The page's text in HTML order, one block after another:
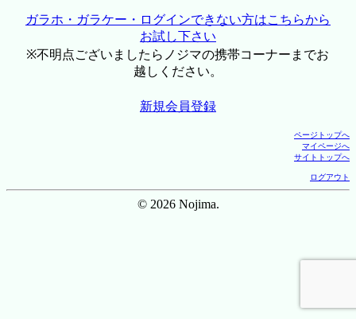
ガラホ・ガラケー・ログインできない方はこちらから
お試し下さい
※不明点ございましたらノジマの携帯コーナーまでお
越しください。
新規会員登録
ページトップへ
マイページへ
サイトトップへ
ログアウト
© 2026 Nojima.